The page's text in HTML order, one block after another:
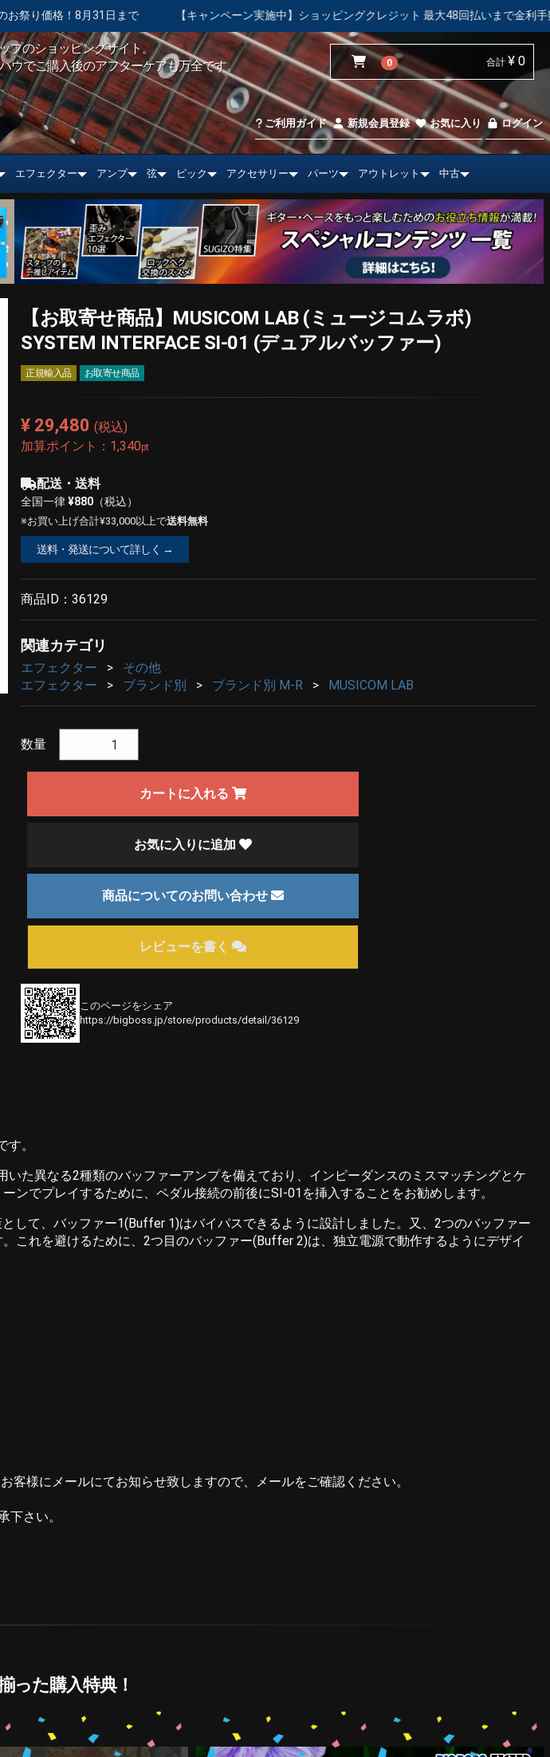
【キャンペーン実施中】ショッピングクレジット 最大48回払いまで金利手数料無料！ 【中
プのショッピングサイト。
ウでご購入後のアフターケアも万全です。
0 合計 ¥ 0
ご利用ガイド 新規会員登録 お気に入り ログイン
エフェクター アンプ 弦 ピック アクセサリー パーツ アウトレット 中古
【お取寄せ商品】MUSICOM LAB (ミュージコムラボ)
SYSTEM INTERFACE SI-01 (デュアルバッファー)
正規輸入品 お取寄せ商品
¥ 29,480 (税込)
加算ポイント： 1,340pt
配送・送料
全国一律¥880 （税込）
※お買い上げ合計¥33,000以上で送料無料
送料・発送について詳しく →
商品ID： 36129
関連カテゴリ
エフェクター
その他
エフェクター
ブランド別 ブランド別 M-R MUSICOM LAB
数量
カートに入れる
お気に入りに追加
商品についてのお問い合わせ
レビューを書く
このページをシェア
https://bigboss.jp/store/products/detail/36129
。
た異なる2種類のバッファーアンプを備えており、インピーダンスのミスマッチングとケ
でプレイするために、ペダル接続の前後にSI-01を挿入することをお勧めします。
して、バッファー1(Buffer 1)はバイパスできるように設計しました。又、2つのバッファー
これを避けるために、2つ目のバッファー(Buffer 2)は、独立電源で動作するようにデザイ
様にメールにてお知らせ致しますので、メールをご確認ください。
さい。
った購入特典！